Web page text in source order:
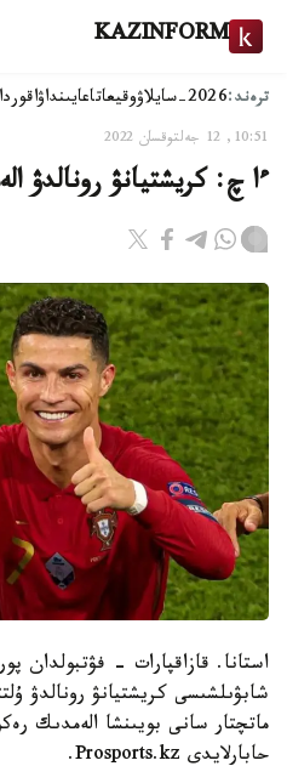
KAZINFORM
ترەند:2026-سايلاۋ وقيعاتاعايىنداۋاقوردا
10:51, 12 جەلتوقسان 2022
ءا چ: كريشتيانۋ رونالدۋ
استانا. قازاقپارات - فۋتبولدان
شابۋىلشىسى كريشتيانۋ رونالدۋ
ماتچتار سانى بويىنشا الەمدىك
حابارلايدى Prosports.kz.